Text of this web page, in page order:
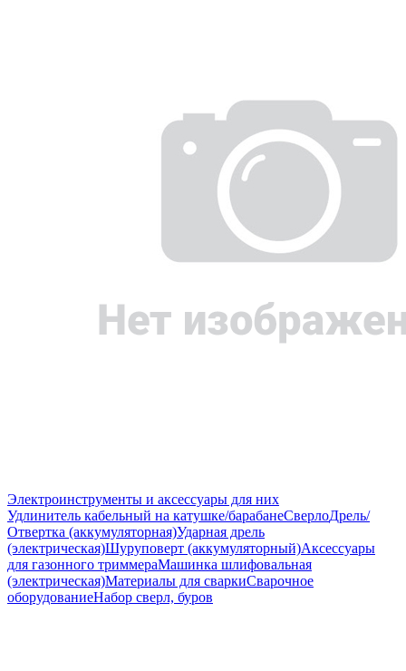
Электроинструменты и аксессуары для них
Удлинитель кабельный на катушке/барабанеСверлоДрель/
Отвертка (аккумуляторная)Ударная дрель
(электрическая)Шуруповерт (аккумуляторный)Аксессуары
для газонного триммераМашинка шлифовальная
(электрическая)Материалы для сваркиСварочное
оборудованиеНабор сверл, буров